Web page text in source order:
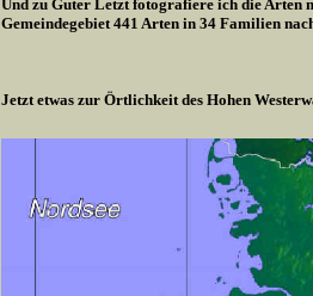
Und zu Guter Letzt fotografiere ich die Arten
Gemeindegebiet 441 Arten in 34 Familien
Jetzt etwas zur Örtlichkeit des Hohen